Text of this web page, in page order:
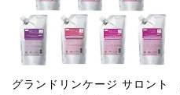
グランドリンケージ サロント